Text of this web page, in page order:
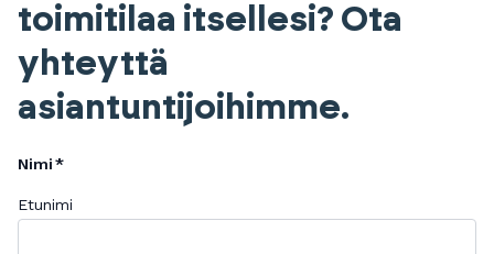
toimitilaa itsellesi? Ota
yhteyttä
asiantuntijoihimme.
Nimi
Etunimi